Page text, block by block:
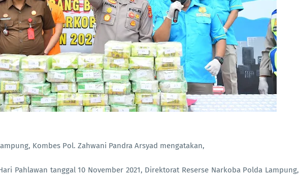
Kombes Pol. Zahwani Pandra Arsyad mengatakan,
Pahlawan tanggal 10 November 2021, Direktorat Reserse Narkoba Polda Lampung,